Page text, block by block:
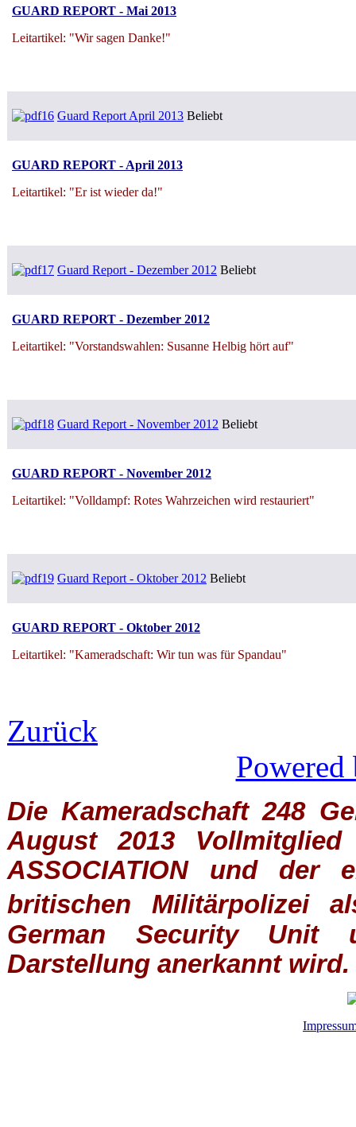
GUARD REPORT - Mai 2013
Leitartikel: "Wir sagen Danke!"
Guard Report April 2013 Beliebt
GUARD REPORT - April 2013
Leitartikel: "Er ist wieder da!"
Guard Report - Dezember 2012 Beliebt
GUARD REPORT - Dezember 2012
Leitartikel: "Vorstandswahlen: Susanne Helbig hört auf"
Guard Report - November 2012 Beliebt
GUARD REPORT - November 2012
Leitartikel: "Volldampf: Rotes Wahrzeichen wird restauriert"
Guard Report - Oktober 2012 Beliebt
GUARD REPORT - Oktober 2012
Leitartikel: "Kameradschaft: Wir tun was für Spandau"
Zurück
Die Kameradschaft 248
August 2013
ASSOCIATIONund der
britischen
Militärpolizei
German Security Unit
Darstellung anerkannt wird.